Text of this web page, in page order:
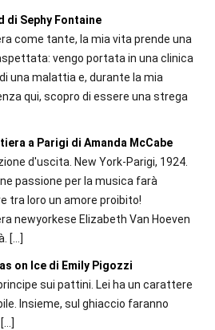
di Sephy Fontaine
come tante, la mia vita prende una
vengo portata in una clinica
una malattia e, durante la mia
qui, scopro di essere una strega
a Parigi di Amanda McCabe
d'uscita. New York-Parigi, 1924.
passione per la musica farà
tra loro un amore proibito!
newyorkese Elizabeth Van Hoeven
[…]
on Ice di Emily Pigozzi
sui pattini. Lei ha un carattere
Insieme, sul ghiaccio faranno
[…]